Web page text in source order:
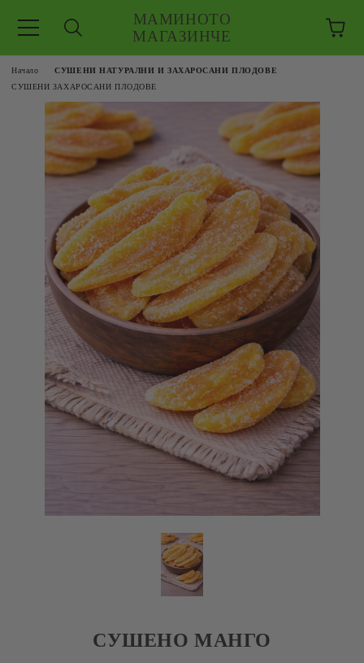
МАМИНОТО
МАГАЗИНЧЕ
Начало
СУШЕНИ НАТУРАЛНИ И ЗАХАРОСАНИ ПЛОДОВЕ
СУШЕНИ ЗАХАРОСАНИ ПЛОДОВЕ
СУШЕНО МАНГО